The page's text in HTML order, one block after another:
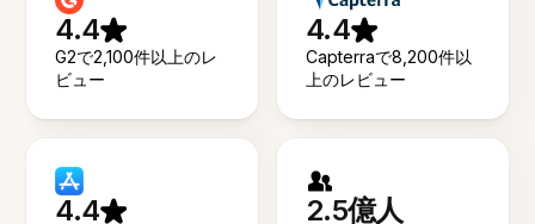
4.4
G2で2,100件以上のレ
ビュー
4.4
Capterraで8,200件以
上のレビュー
4.4 2.5億人